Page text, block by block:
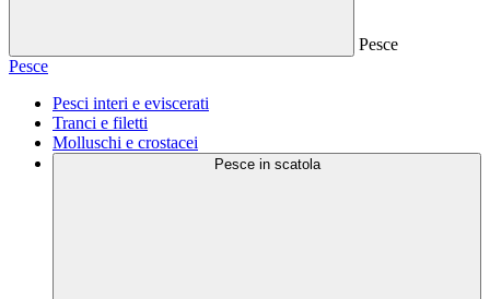
Pesce
Pesce
Pesci interi e eviscerati
Tranci e filetti
Molluschi e crostacei
Pesce in scatola